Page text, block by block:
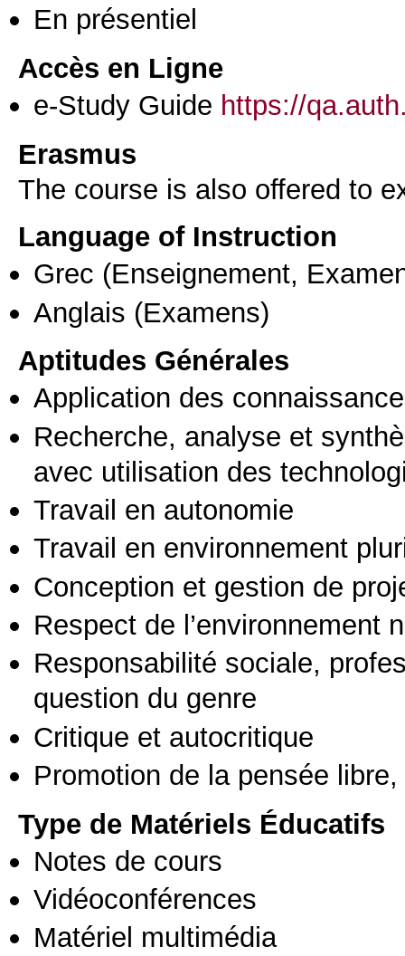
En présentiel
Accès en Ligne
e-Study Guide https://
Erasmus
The course is also offered to
Language of Instruction
Grec (Enseignement,
Anglais (Examens)
Aptitudes Générales
Application des
Recherche, analyse et
avec utilisation des
Travail en autonomie
Travail en environnement
Conception et gestion de
Respect de l’environnement
Responsabilité sociale,
question du genre
Critique et autocritique
Promotion de la pensée
Type de Matériels Éducatifs
Notes de cours
Vidéoconférences
Matériel multimédia